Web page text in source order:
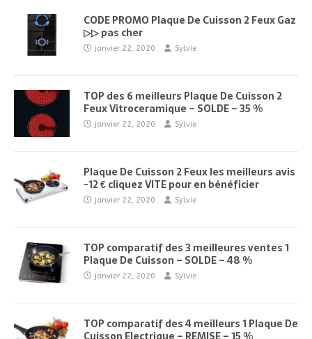
CODE PROMO Plaque De Cuisson 2 Feux Gaz
▷▷ pas cher
janvier 22, 2020 Sylvie
TOP des 6 meilleurs Plaque De Cuisson 2
Feux Vitroceramique – SOLDE – 35 %
janvier 22, 2020 Sylvie
Plaque De Cuisson 2 Feux les meilleurs avis
-12 € cliquez VITE pour en bénéficier
janvier 22, 2020 Sylvie
TOP comparatif des 3 meilleures ventes 1
Plaque De Cuisson – SOLDE – 48 %
janvier 22, 2020 Sylvie
TOP comparatif des 4 meilleurs 1 Plaque De